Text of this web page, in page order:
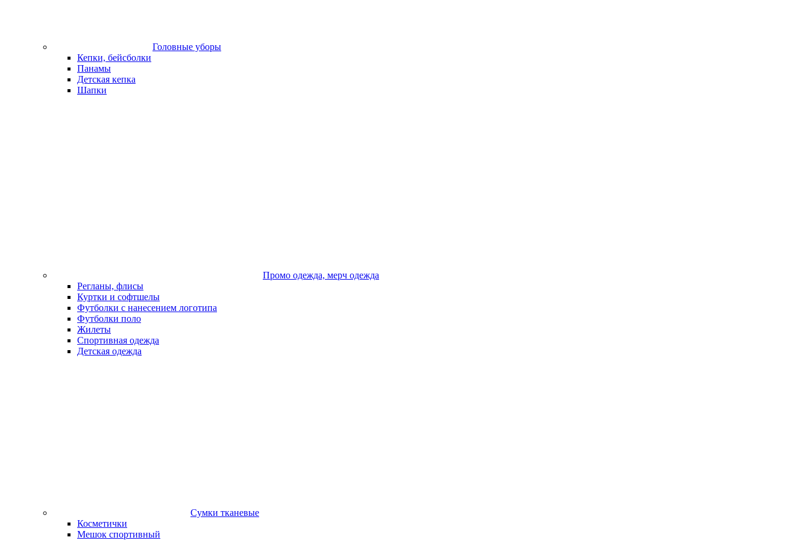
Головные уборы
Кепки, бейсболки
Панамы
Детская кепка
Шапки
Промо одежда, мерч одежда
Регланы, флисы
Куртки и софтшелы
Футболки с нанесением логотипа
Футболки поло
Жилеты
Спортивная одежда
Детская одежда
Сумки тканевые
Косметички
Мешок спортивный